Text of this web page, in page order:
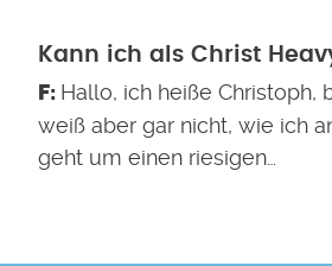
Kann ich als Christ
Hallo, ich heiße Christoph,
weiß aber gar nicht, wie ich
geht um einen riesigen…